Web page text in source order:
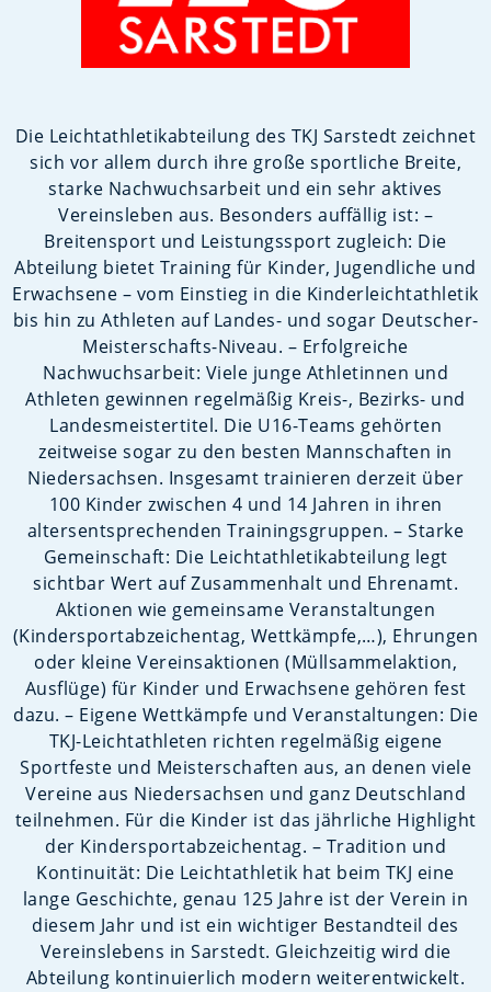
Die Leichtathletikabteilung des TKJ Sarstedt zeichnet
sich vor allem durch ihre große sportliche Breite,
starke Nachwuchsarbeit und ein sehr aktives
Vereinsleben aus. Besonders auffällig ist: –
Breitensport und Leistungssport zugleich: Die
Abteilung bietet Training für Kinder, Jugendliche und
Erwachsene – vom Einstieg in die Kinderleichtathletik
bis hin zu Athleten auf Landes- und sogar Deutscher-
Meisterschafts-Niveau. – Erfolgreiche
Nachwuchsarbeit: Viele junge Athletinnen und
Athleten gewinnen regelmäßig Kreis-, Bezirks- und
Landesmeistertitel. Die U16-Teams gehörten
zeitweise sogar zu den besten Mannschaften in
Niedersachsen. Insgesamt trainieren derzeit über
100 Kinder zwischen 4 und 14 Jahren in ihren
altersentsprechenden Trainingsgruppen. – Starke
Gemeinschaft: Die Leichtathletikabteilung legt
sichtbar Wert auf Zusammenhalt und Ehrenamt.
Aktionen wie gemeinsame Veranstaltungen
(Kindersportabzeichentag, Wettkämpfe,…), Ehrungen
oder kleine Vereinsaktionen (Müllsammelaktion,
Ausflüge) für Kinder und Erwachsene gehören fest
dazu. – Eigene Wettkämpfe und Veranstaltungen: Die
TKJ-Leichtathleten richten regelmäßig eigene
Sportfeste und Meisterschaften aus, an denen viele
Vereine aus Niedersachsen und ganz Deutschland
teilnehmen. Für die Kinder ist das jährliche Highlight
der Kindersportabzeichentag. – Tradition und
Kontinuität: Die Leichtathletik hat beim TKJ eine
lange Geschichte, genau 125 Jahre ist der Verein in
diesem Jahr und ist ein wichtiger Bestandteil des
Vereinslebens in Sarstedt. Gleichzeitig wird die
Abteilung kontinuierlich modern weiterentwickelt.